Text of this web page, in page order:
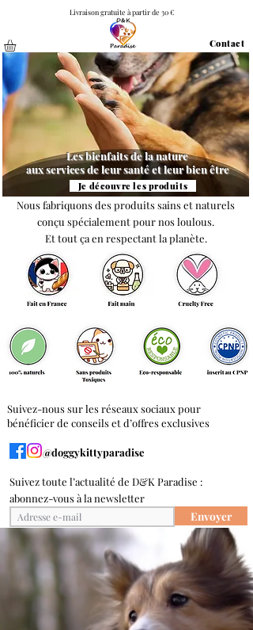
Livraison gratuite à partir de 30 €
Je découvre les produits
Les bienfaits de la nature
aux services de leur santé et leur bien être
Nous fabriquons des produits sains et naturels
conçu spécialement pour nos loulous.
Et tout ça en respectant la planète.
Suivez-nous sur les réseaux sociaux pour
bénéficier de conseils et d’offres exclusives
@doggykittyparadise
Contact
Suivez toute l’actualité de D&K Paradise :
abonnez-vous à la newsletter
Envoyer